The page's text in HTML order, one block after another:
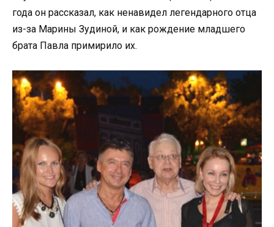
года он рассказал, как ненавидел легендарного отца
из-за Марины Зудиной, и как рождение младшего
брата Павла примирило их.